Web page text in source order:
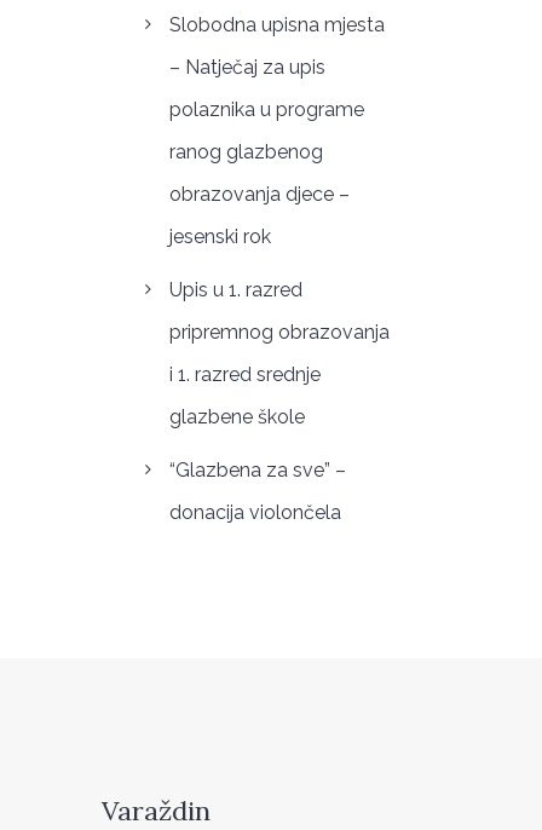
Slobodna upisna mjesta
– Natječaj za upis
polaznika u programe
ranog glazbenog
obrazovanja djece –
jesenski rok
Upis u 1. razred
pripremnog obrazovanja
i 1. razred srednje
glazbene škole
“Glazbena za sve” –
donacija violončela
Varaždin